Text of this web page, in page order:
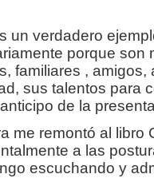
un verdadero
porque son
familiares ,
sus talentos para
de la
me remontó al libro
a las
escuchando y